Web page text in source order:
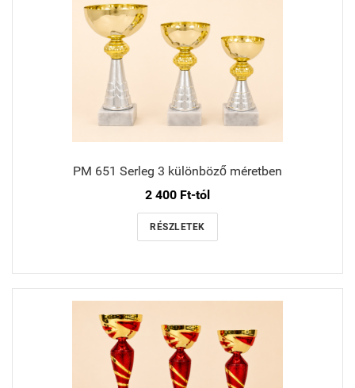
PM 651 Serleg 3 különböző méretben
2 400 Ft-tól
RÉSZLETEK